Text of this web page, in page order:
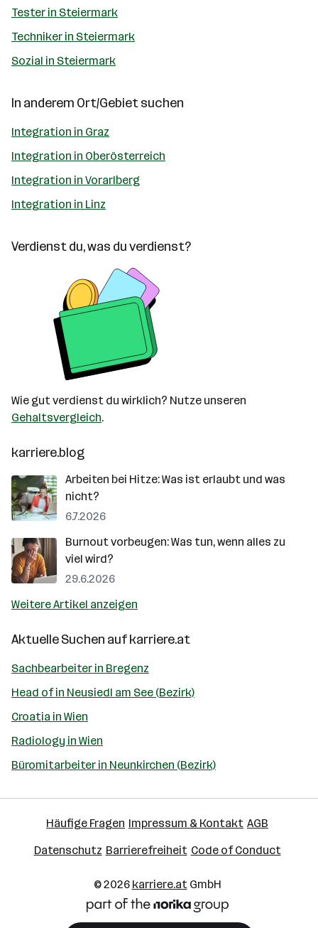
Tester in Steiermark
Techniker in Steiermark
Sozial in Steiermark
In anderem Ort/Gebiet suchen
Integration in Graz
Integration in Oberösterreich
Integration in Vorarlberg
Integration in Linz
Verdienst du, was du verdienst?
Wie gut verdienst du wirklich? Nutze unseren
Gehaltsvergleich.
karriere.blog
Arbeiten bei Hitze: Was ist erlaubt und was
nicht?
6.7.2026
Burnout vorbeugen: Was tun, wenn alles zu
viel wird?
29.6.2026
Weitere Artikel anzeigen
Aktuelle Suchen aufkarriere.at
Sachbearbeiter in Bregenz
Head of in Neusiedl am See (Bezirk)
Croatia in Wien
Radiology in Wien
Büromitarbeiter in Neunkirchen (Bezirk)
Häufige Fragen Impressum & Kontakt AGB
Datenschutz Barrierefreiheit Code of Conduct
© 2026 karriere.atGmbH